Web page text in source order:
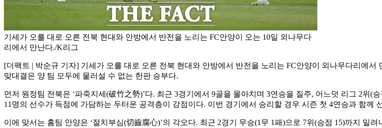
기세가 오를 대로 오른 전북 현대와 안방에서 반전을 노리는 FC안양이 오는 10일 외나무다
리에서 만난다./K리그
[더팩트 | 박순규 기자] 기세가 오를 대로 오른 전북 현대와 안방에서 반전을 노리는 FC안양이 외나무다리에
맞대결은 양 팀 모두에 물러설 수 없는 한판 승부다.
먼저 원정팀 전북은 ‘파죽지세(破竹之勢)’다. 최근 3경기에서 9골을 몰아치며 3연승을 질주, 어느덧 리그 2위
11명의 선수가 득점에 가담하는 두터운 공격층이 강점이다. 이번 경기에서 승리할 경우 시즌 첫 4연승과 함께
이에 맞서는 홈팀 안양은 ‘절치부심(切齒腐心)’의 각오다. 최근 2경기 무승(1무 1패)으로 7위(승점 15)까지 밀